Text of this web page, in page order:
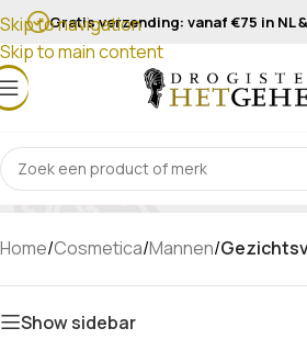
Skip to navigation
Skip to main content
Gratis verzending: vanaf €75 in NL &
Home/Cosmetica/Mannen/
Show sidebar